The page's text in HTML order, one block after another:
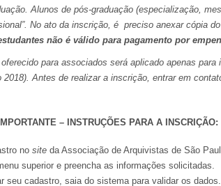
Alunos de pós-graduação (especialização,
No ato da inscrição, é preciso anexar cópia
não é válido para pagamento por
para associados será aplicado apenas
2018). Antes de realizar a inscrição, entrar em
– INSTRUÇÕES PARA A INSCRIÇÃO:
no site da Associação de Arquivistas de São
superior e preencha as informações solicitadas.
seu cadastro, saia do sistema para validar os dados.